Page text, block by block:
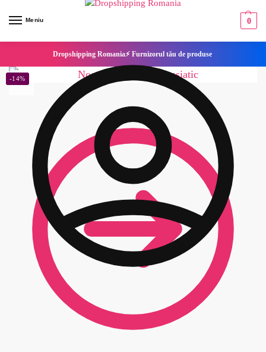
Meniu 0
Dropshipping Romania⚡ Furnizorul tău de produse
-14%